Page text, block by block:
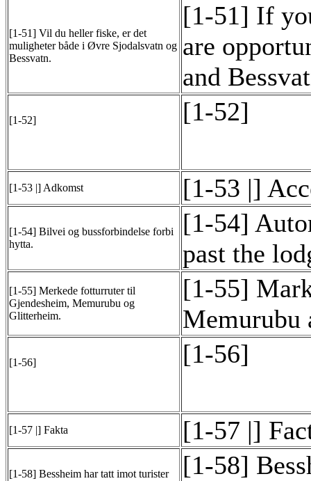
[1-51] Vil du heller fiske, er det
muligheter både i Øvre Sjodalsvatn og
Bessvatn.
[1-51] If
are
and
[1-52] [1-52]
[1-53 |] Adkomst [1-53 |]
[1-54] Bilvei og bussforbindelse forbi
hytta.
[1-54]
past the
[1-55] Merkede fotturruter til
Gjendesheim, Memurubu og
Glitterheim.
[1-55]
Memurubu
[1-56] [1-56]
[1-57 |] Fakta [1-57 |]
[1-58] Bessheim har tatt imot turister
[1-58]